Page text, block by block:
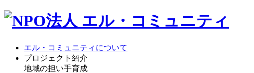
エル・コミュニティについて
プロジェクト紹介
地域の担い手育成